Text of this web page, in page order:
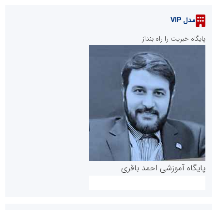
مدل VIP
پایگاه خبریت را راه بنداز
پایگاه آموزشی احمد باقری